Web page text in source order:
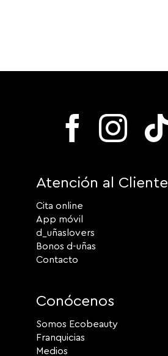
Atención al Cliente
Cita online
App móvil
d_uñaslovers
Bonos d-uñas
Contacto
Conócenos
Somos Ecobeauty
Franquicias
Medios